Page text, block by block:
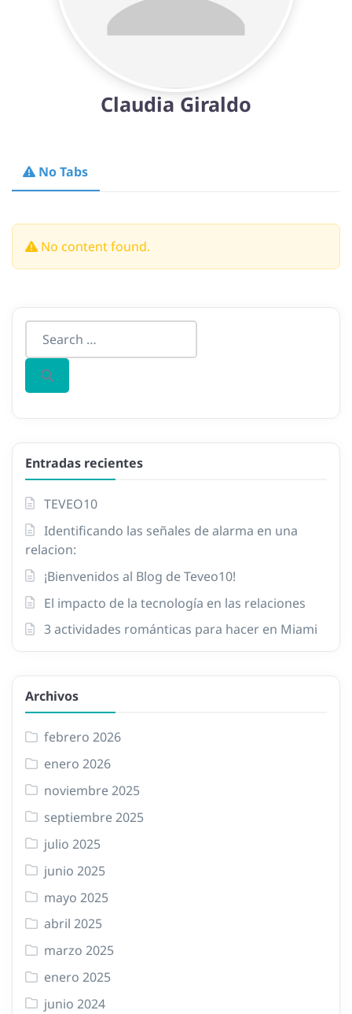
Search everything...
Entradas recientes
TEVEO10
Identificando las señales de alarma en una
relacion:
¡Bienvenidos al Blog de Teveo10!
El impacto de la tecnología en las relaciones
3 actividades románticas para hacer en Miami
Archivos
febrero 2026
enero 2026
noviembre 2025
septiembre 2025
julio 2025
junio 2025
mayo 2025
abril 2025
marzo 2025
enero 2025
junio 2024
Claudia Giraldo
No Tabs
No content found.